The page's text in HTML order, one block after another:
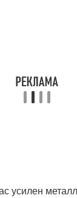
усилен